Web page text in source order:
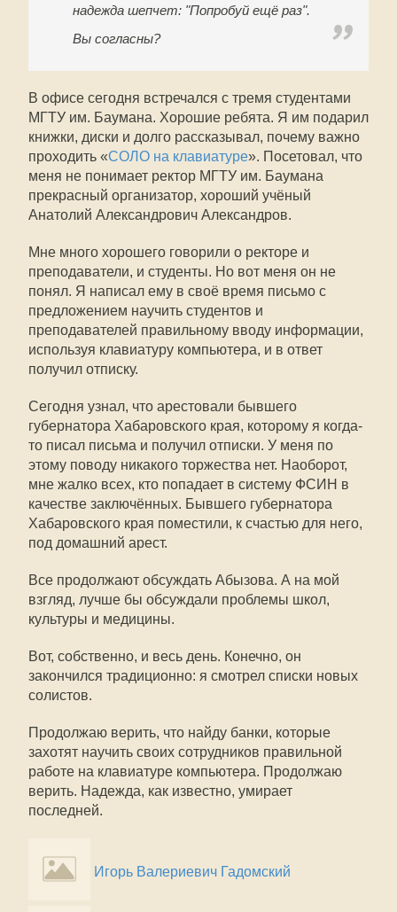
надежда шепчет: "Попробуй ещё раз".
Вы согласны?
В офисе сегодня встречался с тремя студентами
МГТУ им. Баумана. Хорошие ребята. Я им подарил
книжки, диски и долго рассказывал, почему важно
проходить «СОЛО на клавиатуре». Посетовал, что
меня не понимает ректор МГТУ им. Баумана
прекрасный организатор, хороший учёный
Анатолий Александрович Александров.
Мне много хорошего говорили о ректоре и
преподаватели, и студенты. Но вот меня он не
понял. Я написал ему в своё время письмо с
предложением научить студентов и
преподавателей правильному вводу информации,
используя клавиатуру компьютера, и в ответ
получил отписку.
Сегодня узнал, что арестовали бывшего
губернатора Хабаровского края, которому я когда-
то писал письма и получил отписки. У меня по
этому поводу никакого торжества нет. Наоборот,
мне жалко всех, кто попадает в систему ФСИН в
качестве заключённых. Бывшего губернатора
Хабаровского края поместили, к счастью для него,
под домашний арест.
Все продолжают обсуждать Абызова. А на мой
взгляд, лучше бы обсуждали проблемы школ,
культуры и медицины.
Вот, собственно, и весь день. Конечно, он
закончился традиционно: я смотрел списки новых
солистов.
Продолжаю верить, что найду банки, которые
захотят научить своих сотрудников правильной
работе на клавиатуре компьютера. Продолжаю
верить. Надежда, как известно, умирает
последней.
Игорь Валериевич Гадомский